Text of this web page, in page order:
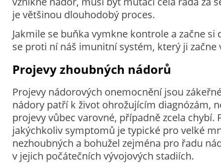
je většinou dlouhodobý proces.
Jakmile se buňka vymkne kontrole a začne si
se proti ní náš imunitní systém, který ji
Projevy zhoubných nádorů
Projevy nádorových onemocnění jsou
nádory patří k život ohrožujícím diagnózám,
projevy vůbec varovné, případně zcela chybí.
jakýchkoliv symptomů je typické pro velké
nezhoubných a bohužel zejména pro řadu
v jejich počátečních vývojových stadiích.